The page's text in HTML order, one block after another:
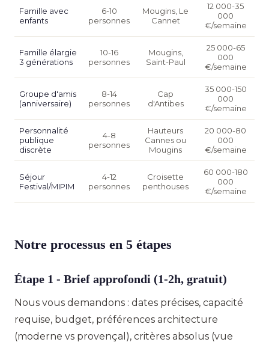
Famille avec
enfants
6-10
personnes
Mougins, Le
Cannet
12 000-35
000
€/semaine
Famille élargie
3 générations
10-16
personnes
Mougins,
Saint-Paul
25 000-65
000
€/semaine
Groupe d'amis
(anniversaire)
8-14
personnes
Cap
d'Antibes
35 000-150
000
€/semaine
Personnalité
publique
discrète
4-8
personnes
Hauteurs
Cannes ou
Mougins
20 000-80
000
€/semaine
Séjour
Festival/MIPIM
4-12
personnes
Croisette
penthouses
60 000-180
000
€/semaine
Notre processus en 5 étapes
Étape 1 - Brief approfondi (1-2h, gratuit)
Nous vous demandons : dates précises, capacité
requise, budget, préférences architecture
(moderne vs provençal), critères absolus (vue